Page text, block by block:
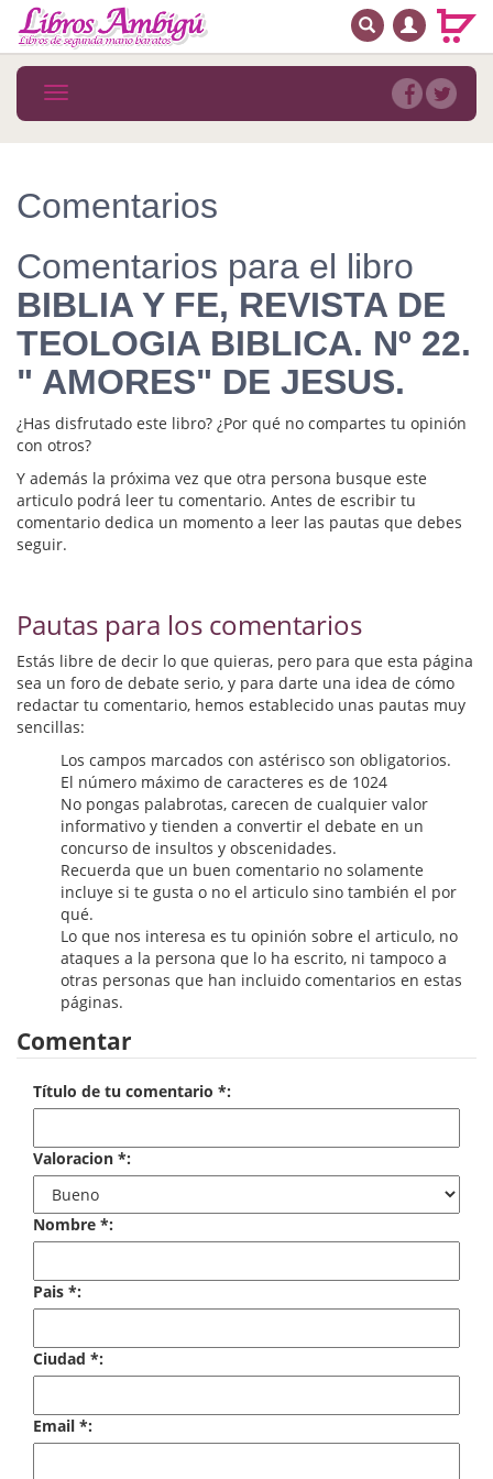
MENÚ PRINCIPAL
Novedades
MATERIAS
Arte
Astrología. Ocultismo
Autoayuda. Conocimiento personal
Biografía
Biografías
Ciencia ficción
Cocina
Cómic
Cuentos y relatos
Deportes
Derecho
Discos deVinilo. LP
Divulgación científica
Economía
Enciclopedias
Ensayo
Filosofía
Física y Química
Física y química
Historia
historia
BUSCAR
Toggle
navigation
Comentarios
Comentarios para el libro
BIBLIA Y FE, REVISTA DE
TEOLOGIA BIBLICA. Nº 22.
" AMORES" DE JESUS.
¿Has disfrutado este libro? ¿Por qué no compartes tu opinión
con otros?
Y además la próxima vez que otra persona busque este
articulo podrá leer tu comentario. Antes de escribir tu
comentario dedica un momento a leer las pautas que debes
seguir.
Pautas para los comentarios
Estás libre de decir lo que quieras, pero para que esta página
sea un foro de debate serio, y para darte una idea de cómo
redactar tu comentario, hemos establecido unas pautas muy
sencillas:
Los campos marcados con astérisco son obligatorios.
El número máximo de caracteres es de 1024
No pongas palabrotas, carecen de cualquier valor
informativo y tienden a convertir el debate en un
concurso de insultos y obscenidades.
Recuerda que un buen comentario no solamente
incluye si te gusta o no el articulo sino también el por
qué.
Lo que nos interesa es tu opinión sobre el articulo, no
ataques a la persona que lo ha escrito, ni tampoco a
otras personas que han incluido comentarios en estas
páginas.
Comentar
Título de tu comentario *:
Valoracion *:
Nombre *:
Pais *:
Ciudad *:
Email *: